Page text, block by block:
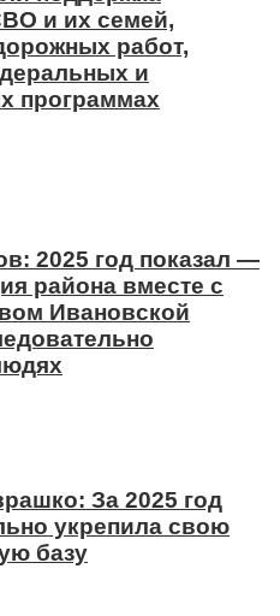
и их семей,
работ,
и
программах
2025 год показал —
района вместе с
Ивановской
За 2025 год
укрепила свою
базу